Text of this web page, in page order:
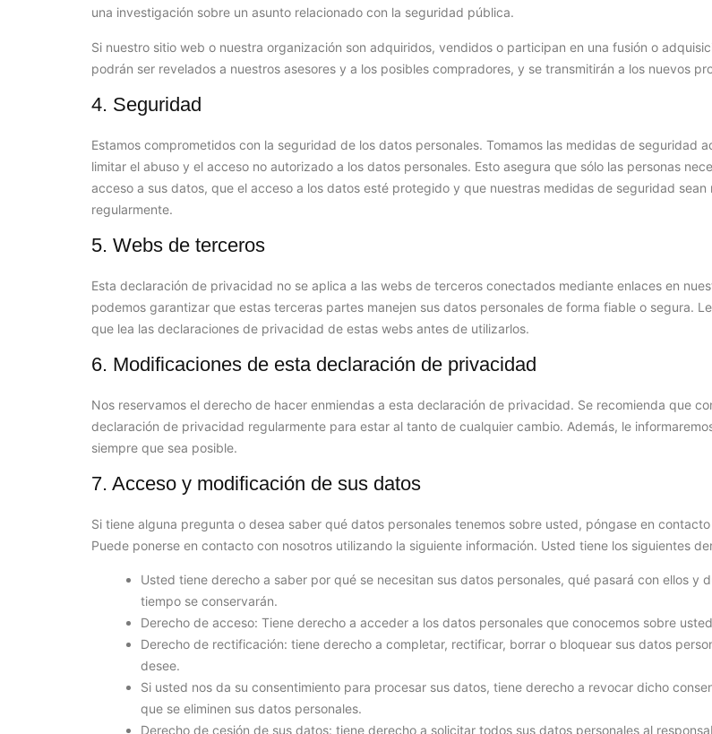
una investigación sobre un asunto relacionado con la seguridad pública.
Si nuestro sitio web o nuestra organización son adquiridos, vendidos o participan en una fusión o
podrán ser revelados a nuestros asesores y a los posibles compradores, y se transmitirán a los nuevos
4. Seguridad
Estamos comprometidos con la seguridad de los datos personales. Tomamos las medidas de seguridad
limitar el abuso y el acceso no autorizado a los datos personales. Esto asegura que sólo las personas
acceso a sus datos, que el acceso a los datos esté protegido y que nuestras medidas de seguridad sean
regularmente.
5. Webs de terceros
Esta declaración de privacidad no se aplica a las webs de terceros conectados mediante enlaces en
podemos garantizar que estas terceras partes manejen sus datos personales de forma fiable o segura.
que lea las declaraciones de privacidad de estas webs antes de utilizarlos.
6. Modificaciones de esta declaración de privacidad
Nos reservamos el derecho de hacer enmiendas a esta declaración de privacidad. Se recomienda que
declaración de privacidad regularmente para estar al tanto de cualquier cambio. Además, le
siempre que sea posible.
7. Acceso y modificación de sus datos
Si tiene alguna pregunta o desea saber qué datos personales tenemos sobre usted, póngase en
Puede ponerse en contacto con nosotros utilizando la siguiente información. Usted tiene los siguientes
Usted tiene derecho a saber por qué se necesitan sus datos personales, qué pasará con ellos y
tiempo se conservarán.
Derecho de acceso: Tiene derecho a acceder a los datos personales que conocemos sobre
Derecho de rectificación: tiene derecho a completar, rectificar, borrar o bloquear sus datos
desee.
Si usted nos da su consentimiento para procesar sus datos, tiene derecho a revocar dicho
que se eliminen sus datos personales.
Derecho de cesión de sus datos: tiene derecho a solicitar todos sus datos personales al